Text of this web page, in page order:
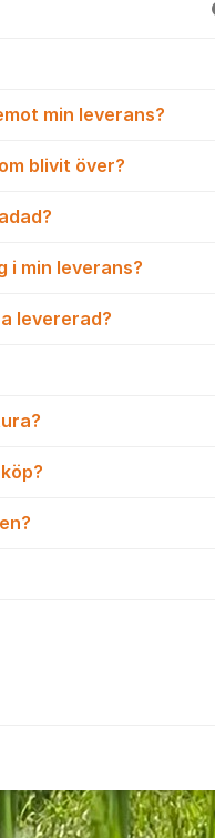
min leverans?
blivit över?
i min leverans?
levererad?